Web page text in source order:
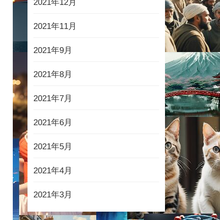
2021年12月
2021年11月
2021年9月
2021年8月
2021年7月
2021年6月
2021年5月
2021年4月
2021年3月